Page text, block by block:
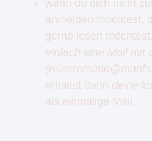
wenn du dich nicht
anmelden möchtest,
gerne lesen
einfach eine Mail mit
erhältst dann deine
als einmalige Mail.